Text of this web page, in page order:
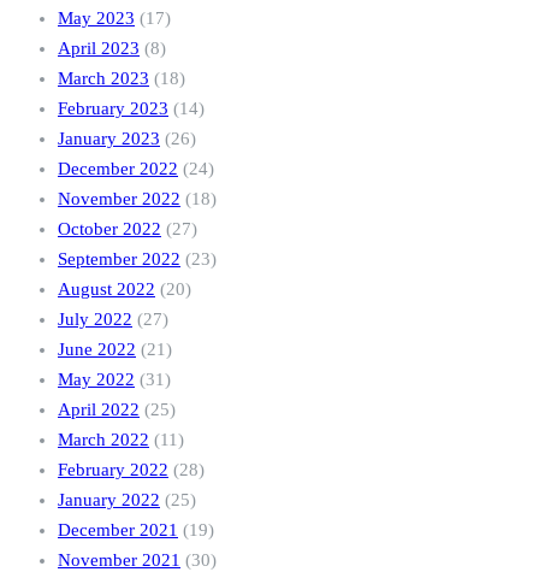
May 2023 (17)
April 2023 (8)
March 2023 (18)
February 2023 (14)
January 2023 (26)
December 2022 (24)
November 2022 (18)
October 2022 (27)
September 2022 (23)
August 2022 (20)
July 2022 (27)
June 2022 (21)
May 2022 (31)
April 2022 (25)
March 2022 (11)
February 2022 (28)
January 2022 (25)
December 2021 (19)
November 2021 (30)